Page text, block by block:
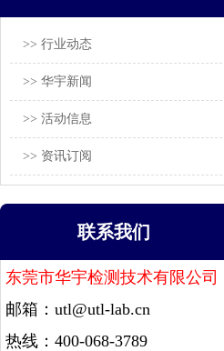
>> 行业动态
>> 华宇新闻
>> 活动信息
>> 资讯订阅
联系我们
东莞市华宇检测技术有限公司
邮箱： utl@utl-lab.cn
热线：400-068-3789